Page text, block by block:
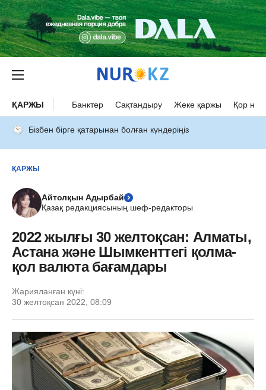
ҚАРЖЫ Банктер Сақтандыру Жеке қаржы Қор
Бізбен бірге қатарынан болған күндеріңіз
ҚАРЖЫ
Айтолқын Адырбай
Қазақ редакциясының шеф-редакторы
2022 жылғы 30 желтоқсан: Алматы,
Астана және Шымкенттегі қолма-
қол валюта бағамдары
Жарияланған күні:
30 желтоқсан 2022, 08:09